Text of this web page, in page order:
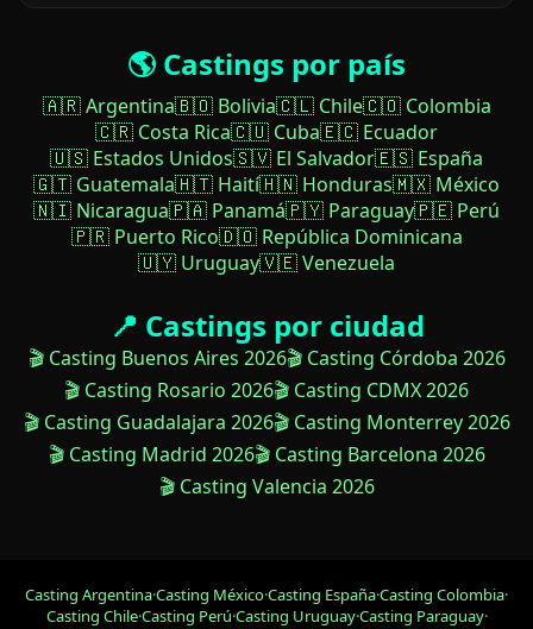
🌎 Castings por país
🇦🇷 Argentina🇧🇴 Bolivia🇨🇱 Chile🇨🇴 Colombia
🇨🇷 Costa Rica🇨🇺 Cuba🇪🇨 Ecuador
🇺🇸 Estados Unidos🇸🇻 El Salvador🇪🇸 España
🇬🇹 Guatemala🇭🇹 Haití🇭🇳 Honduras🇲🇽 México
🇳🇮 Nicaragua🇵🇦 Panamá🇵🇾 Paraguay🇵🇪 Perú
🇵🇷 Puerto Rico🇩🇴 República Dominicana
🇺🇾 Uruguay🇻🇪 Venezuela
📍 Castings por ciudad
🎬 Casting Buenos Aires 2026🎬 Casting Córdoba 2026
🎬 Casting Rosario 2026🎬 Casting CDMX 2026
🎬 Casting Guadalajara 2026🎬 Casting Monterrey 2026
🎬 Casting Madrid 2026🎬 Casting Barcelona 2026
🎬 Casting Valencia 2026
Casting Argentina·Casting México·Casting España·Casting Colombia·
Casting Chile·Casting Perú·Casting Uruguay·Casting Paraguay·